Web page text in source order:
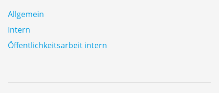
Allgemein
Intern
Öffentlichkeitsarbeit intern